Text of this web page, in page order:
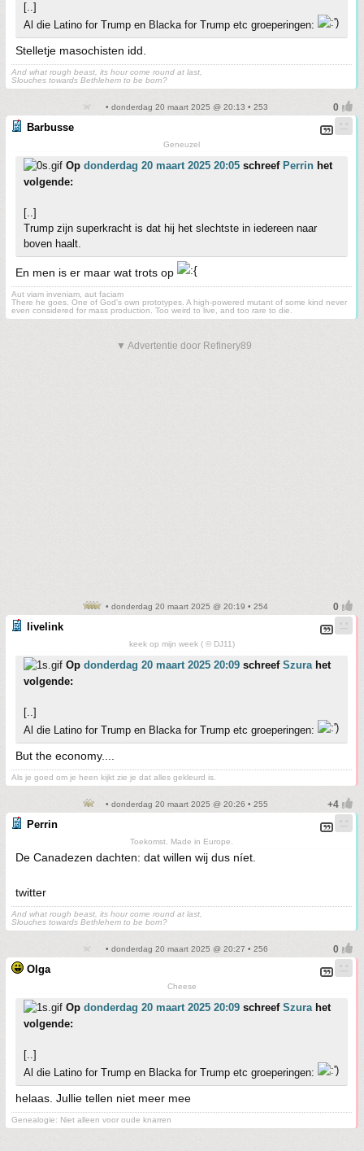
[..]
Al die Latino for Trump en Blacka for Trump etc groeperingen:
Stelletje masochisten idd.
And what rough beast, its hour come round at last,
Slouches towards Bethlehem to be born?
• donderdag 20 maart 2025 @ 20:13 • 253
Barbusse
Geneuzel
Op donderdag 20 maart 2025 20:05 schreef Perrin het
volgende:
[..]
Trump zijn superkracht is dat hij het slechtste in iedereen naar
boven haalt.
En men is er maar wat trots op
Aut viam inveniam, aut faciam
There he goes. One of God's own prototypes. A high-powered mutant of some kind never
even considered for mass production. Too weird to live, and too rare to die.
▼ Advertentie door Refinery89
• donderdag 20 maart 2025 @ 20:19 • 254
livelink
keek op mijn week ( © DJ11)
Op donderdag 20 maart 2025 20:09 schreef Szurahet
volgende:
[..]
Al die Latino for Trump en Blacka for Trump etc groeperingen:
But the economy....
Als je goed om je heen kijkt zie je dat alles gekleurd is.
• donderdag 20 maart 2025 @ 20:26 • 255
Perrin
Toekomst. Made in Europe.
De Canadezen dachten: dat willen wij dus níet.
twitter
And what rough beast, its hour come round at last,
Slouches towards Bethlehem to be born?
• donderdag 20 maart 2025 @ 20:27 • 256
Olga
Cheese
Op donderdag 20 maart 2025 20:09 schreef Szurahet
volgende:
[..]
Al die Latino for Trump en Blacka for Trump etc groeperingen:
helaas. Jullie tellen niet meer mee
Genealogie: Niet alleen voor oude knarren